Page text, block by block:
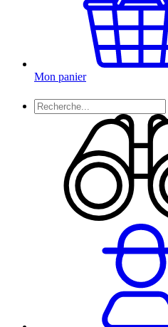
Mon panier